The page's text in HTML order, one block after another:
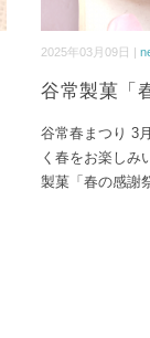
2025年03月09日 |
谷常製菓「
谷常春まつり 3
く春をお楽し
製菓「春の感謝